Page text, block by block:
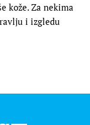
kože. Za nekima
i izgledu